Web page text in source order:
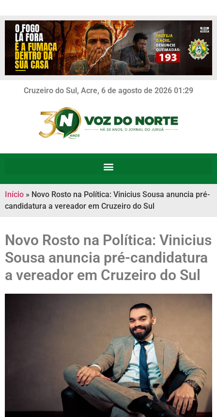
Cruzeiro do Sul, Acre, 6 de agosto de 2026 01:29
Início » Novo Rosto na Política: Vinicius Sousa anuncia pré-
candidatura a vereador em Cruzeiro do Sul
Novo Rosto na Política: Vinicius
Sousa anuncia pré-candidatura
a vereador em Cruzeiro do Sul